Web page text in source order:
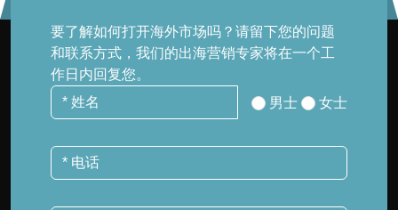
要了解如何打开海外市场吗？请留下您的问题
和联系方式，我们的出海营销专家将在一个工
作日内回复您。
男士
女士